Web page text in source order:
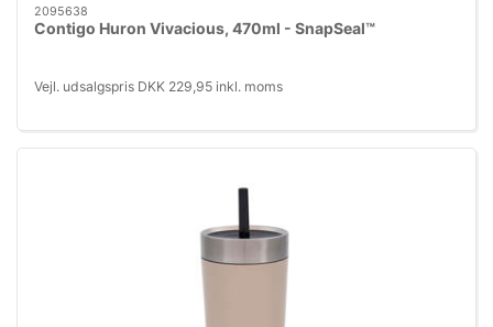
2095638
Contigo Huron Vivacious, 470ml - SnapSeal™
Vejl. udsalgspris DKK 229,95 inkl. moms